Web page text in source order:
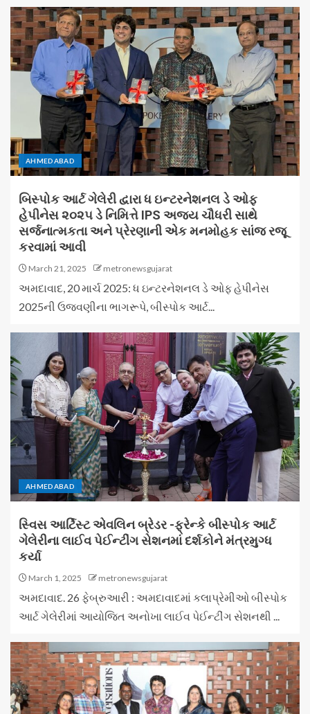
AHMEDABAD
બિસ્પોક આર્ટ ગેલેરી દ્વારા ધ ઇન્ટરનેશનલ ડે ઓફ
હેપીનેસ ૨૦૨૫ ડે નિમિત્તે IPS અજય ચૌધરી સાથે
સર્જનાત્મકતા અને પ્રેરણાની એક મનમોહક સાંજ રજૂ
કરવામાં આવી
March 21, 2025 metronewsgujarat
અમદાવાદ, 20 માર્ચ 2025: ધ ઇન્ટરનેશનલ ડે ઓફ હેપીનેસ
2025ની ઉજવણીના ભાગરૂપે, બીસ્પોક આર્ટ...
AHMEDABAD
સ્વિસ આર્ટિસ્ટ એવલિન બ્રેડર -ફ્રેન્કે બીસ્પોક આર્ટ
ગેલેરીના લાઈવ પેઈન્ટીંગ સેશનમાં દર્શકોને મંત્રમુગ્ધ
કર્યા
March 1, 2025 metronewsgujarat
અમદાવાદ. 26 ફેબ્રુઆરી : અમદાવાદમાં કલાપ્રેમીઓ બીસ્પોક
આર્ટ ગેલેરીમાં આયોજિત અનોખા લાઈવ પેઈન્ટીંગ સેશનથી ...